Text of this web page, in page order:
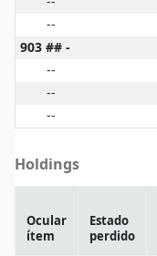
--
903 ## -
--
--
--
Holdings
Ocular
ítem
Estado
perdido